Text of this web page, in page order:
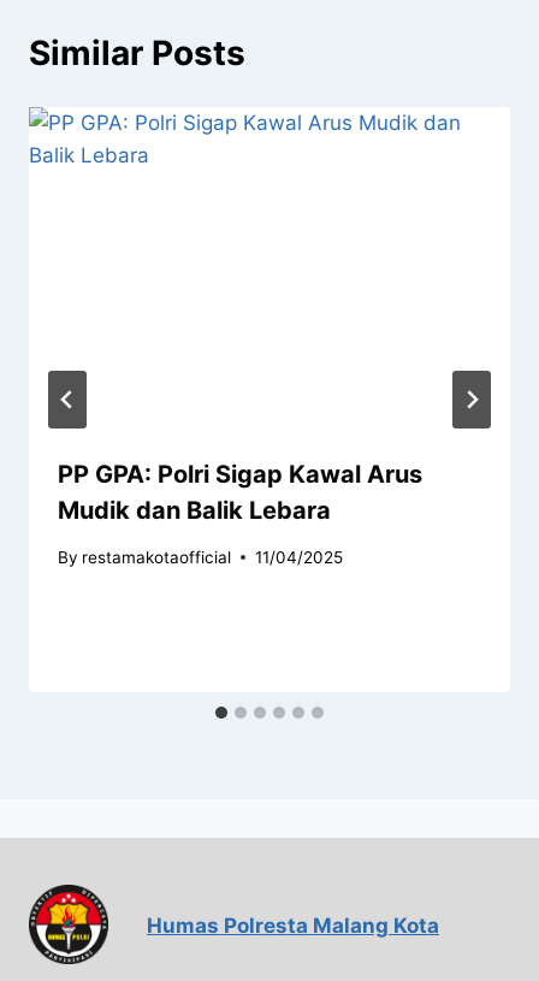
Similar Posts
PP GPA: Polri Sigap Kawal Arus
Mudik dan Balik Lebara
By restamakotaofficial 11/04/2025
Humas Polresta Malang Kota